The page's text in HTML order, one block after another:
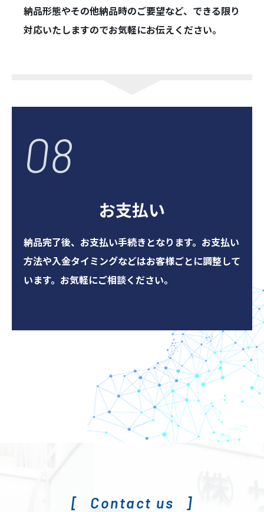
納品形態やその他納品時のご要望など、できる限り
対応いたしますのでお気軽にお伝えください。
お支払い
納品完了後、お支払い手続きとなります。お支払い
方法や入金タイミングなどはお客様ごとに調整して
います。お気軽にご相談ください。
08
Contact us